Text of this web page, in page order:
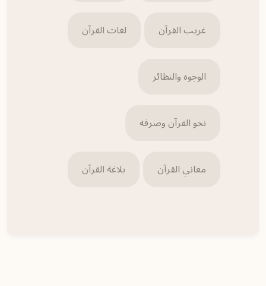
غريب القرآن لغات القرآن
الوجوه والنظائر
نحو القرآن وصرفه
معاني القرآن بلاغة القرآن